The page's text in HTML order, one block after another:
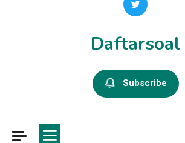
Daftarsoal
Subscribe